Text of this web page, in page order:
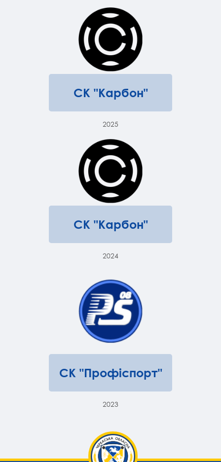
СК "Карбон"
2025
СК "Карбон"
2024
СК "Профіспорт"
2023